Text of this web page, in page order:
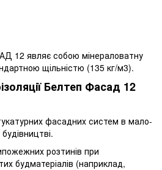
12 являє собою мінераловатну
щільністю (135 кг/м3).
Белтеп Фасад 12
фасадних систем в мало-
розтинів при
будматеріалів (наприклад,